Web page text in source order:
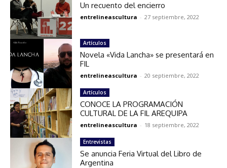
Un recuento del encierro
entrelineascultura - 27 septiembre, 2022
Artículos
Novela «Vida Lancha» se presentará en
FIL
entrelineascultura - 20 septiembre, 2022
Artículos
CONOCE LA PROGRAMACIÓN
CULTURAL DE LA FIL AREQUIPA
entrelineascultura - 18 septiembre, 2022
Entrevistas
Se anuncia Feria Virtual del Libro de
Argentina